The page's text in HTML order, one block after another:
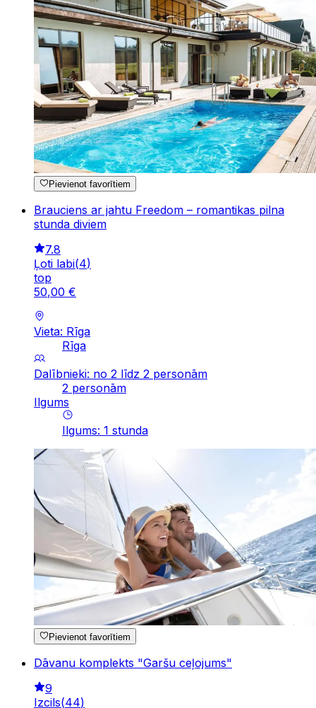
Pievienot favorītiem
Brauciens ar jahtu Freedom – romantikas pilna
stunda diviem
7.8
Ļoti labi(4)
top
50,00 €
Vieta: Rīga
Rīga
Dalībnieki: no 2 līdz 2 personām
2 personām
Ilgums
Ilgums: 1 stunda
Pievienot favorītiem
Dāvanu komplekts "Garšu ceļojums"
9
Izcils(44)